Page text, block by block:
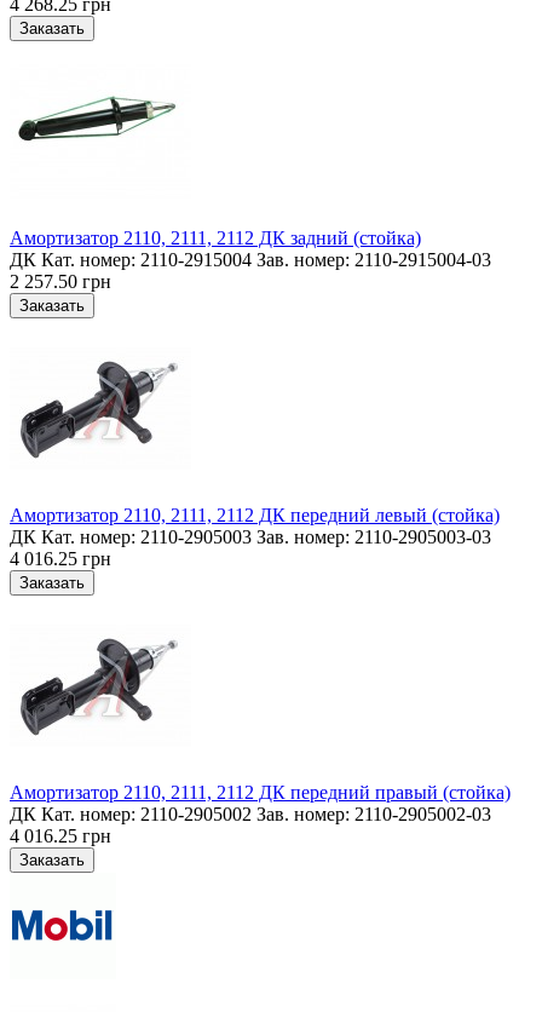
Амортизатор 2110, 2111, 2112 ДК задний (стойка)
ДК Кат. номер: 2110-2915004 Зав. номер: 2110-2915004-03
2 257.50 грн
Амортизатор 2110, 2111, 2112 ДК передний левый (стойка)
ДК Кат. номер: 2110-2905003 Зав. номер: 2110-2905003-03
4 016.25 грн
Амортизатор 2110, 2111, 2112 ДК передний правый (стойка)
ДК Кат. номер: 2110-2905002 Зав. номер: 2110-2905002-03
4 016.25 грн